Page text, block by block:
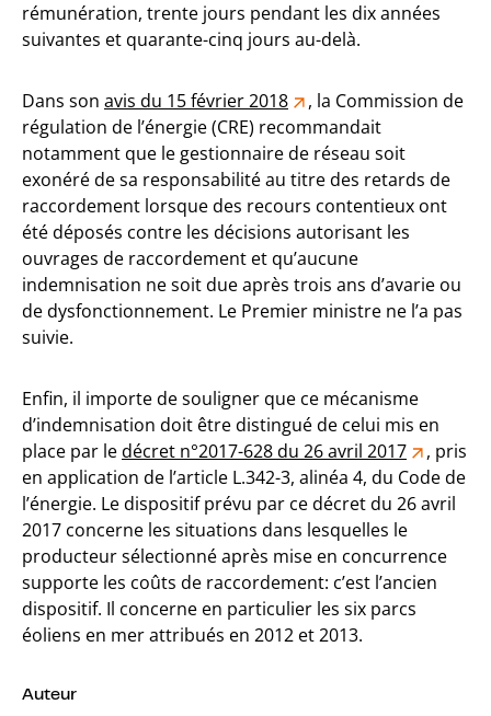
rémunération, trente jours pendant les dix années
suivantes et quarante-cinq jours au-delà.
Dans son avis du 15 février 2018
, la Commission de
régulation de l’énergie (CRE) recommandait
notamment que le gestionnaire de réseau soit
exonéré de sa responsabilité au titre des retards de
raccordement lorsque des recours contentieux ont
été déposés contre les décisions autorisant les
ouvrages de raccordement et qu’aucune
indemnisation ne soit due après trois ans d’avarie ou
de dysfonctionnement. Le Premier ministre ne l’a pas
suivie.
Enfin, il importe de souligner que ce mécanisme
d’indemnisation doit être distingué de celui mis en
place par ledécret n°2017-628 du 26 avril 2017
, pris
en application de l’article L.342-3, alinéa 4, du Code de
l’énergie. Le dispositif prévu par ce décret du 26 avril
2017 concerne les situations dans lesquelles le
producteur sélectionné après mise en concurrence
supporte les coûts de raccordement: c’est l’ancien
dispositif. Il concerne en particulier les six parcs
éoliens en mer attribués en 2012 et 2013.
Auteur